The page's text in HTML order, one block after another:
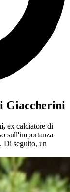
Giaccherini
ex calciatore di
sull'importanza
. Di seguito, un